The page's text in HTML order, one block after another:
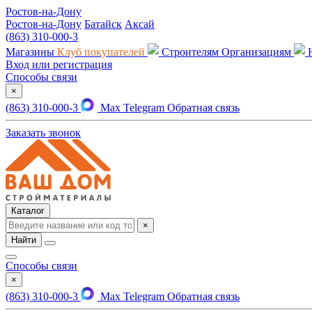
Ростов-на-Дону
Ростов-на-Дону Батайск Аксай
(863) 310-000-3
Магазины Клуб покупателей Строителям Организациям
Вход или регистрация
Способы связи
×
(863) 310-000-3 Max Telegram Обратная связь
Заказать звонок
Каталог
×
Найти
Способы связи
×
(863) 310-000-3 Max Telegram Обратная связь